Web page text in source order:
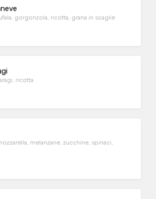
gorgonzola, ricotta, grana in scaglie
ricotta
melanzane, zucchine, spinaci,